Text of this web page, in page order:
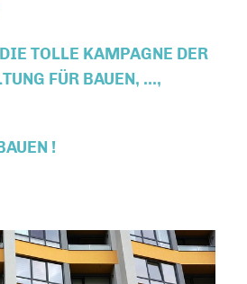
TOLLE KAMPAGNE DER
FÜR BAUEN, ...,
!